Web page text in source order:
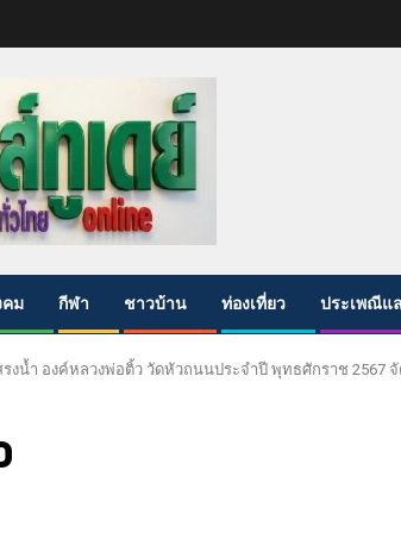
คม กีฬา ชาวบ้าน ท่องเที่ยว ประเพณีแ
งน้ำ องค์หลวงพ่อติ้ว วัดหัวถนนประจำปี พุทธศักราช 2567